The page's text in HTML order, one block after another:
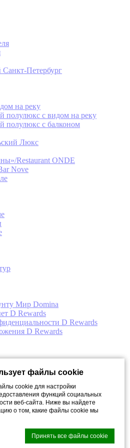
файлы cookie
cookie для настройки
функций социальных
веб-сайта. Ниже вы найдете
о том, какие файлы cookie мы
Принять все файлы cookie
Санкт-Петербург
на реку
полулюкс с видом на реку
полулюкс с балконом
Люкс
Restaurant ONDE
Nove
Мир Domina
D Rewards
D Rewards
D Rewards
Санкт-Петербург
на реку
полулюкс с видом на реку